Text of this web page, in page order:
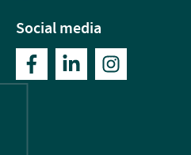
Social media